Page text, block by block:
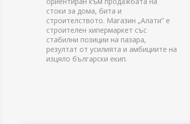
стоки за дома, бита и
строителството. Магазин „Алати” е
строителен хипермаркет със
стабилни позиции на пазара,
резултат от усилията и амбициите на
изцяло български екип.